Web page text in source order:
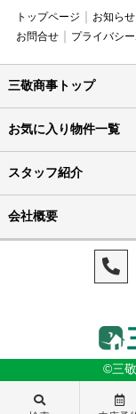
トップページ お知らせ
お問合せ
プライバシ
三敬商事トップ
お気に入り物件一覧
スタッフ紹介
会社概要
©三